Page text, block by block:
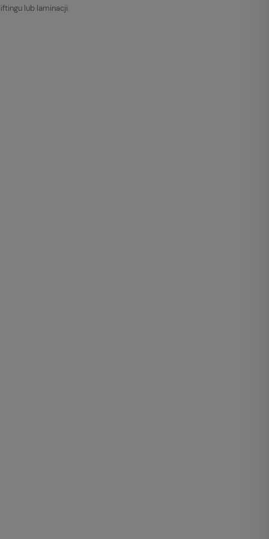
lub laminacji.